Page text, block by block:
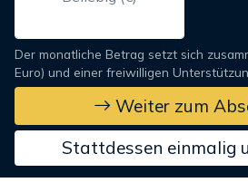
Der monatliche Betrag setzt sich
Euro) und einer freiwilligen
Weiter zum
Stattdessen einmalig